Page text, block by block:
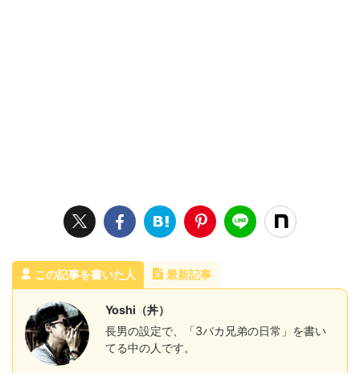
この記事を書いた人 最新記事
Yoshi（丼）
長男の設定で、「3バカ兄弟の日常」を書い
てる中の人です。